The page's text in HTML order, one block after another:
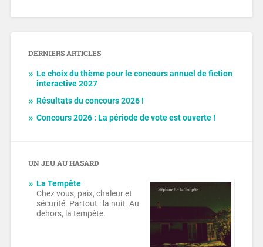
DERNIERS ARTICLES
Le choix du thème pour le concours annuel de fiction
interactive 2027
Résultats du concours 2026 !
Concours 2026 : La période de vote est ouverte !
UN JEU AU HASARD
La Tempête
Chez vous, paix, chaleur et
sécurité. Partout : la nuit. Au
dehors, la tempête.